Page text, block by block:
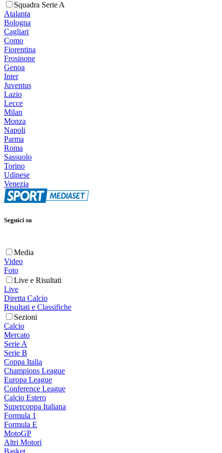
Squadra Serie A
Atalanta
Bologna
Cagliari
Como
Fiorentina
Frosinone
Genoa
Inter
Juventus
Lazio
Lecce
Milan
Monza
Napoli
Parma
Roma
Sassuolo
Torino
Udinese
Venezia
Seguici su
Media
Video
Foto
Live e Risultati
Live
Diretta Calcio
Risultati e Classifiche
Sezioni
Calcio
Mercato
Serie A
Serie B
Coppa Italia
Champions League
Europa League
Conference League
Calcio Estero
Supercoppa Italiana
Formula 1
Formula E
MotoGP
Altri Motori
Basket